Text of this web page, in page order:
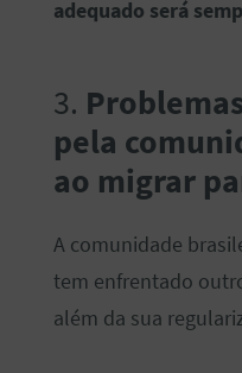
adequado será
3.
pela
ao migrar
A comunidade
tem enfrentado
além da sua